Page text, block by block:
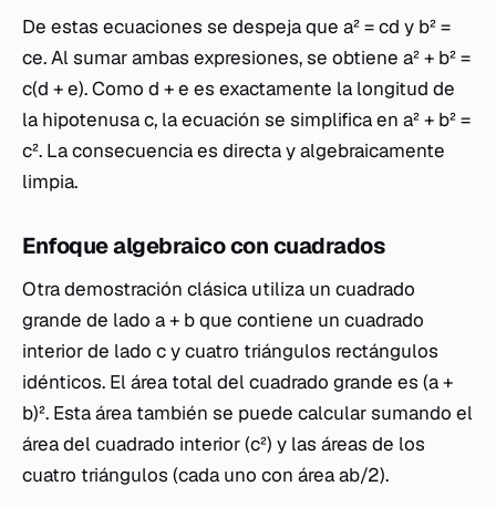
De estas ecuaciones se despeja que a² = cd y b² =
ce. Al sumar ambas expresiones, se obtiene a² + b² =
c(d + e). Como d + e es exactamente la longitud de
la hipotenusac, la ecuación se simplifica en a² + b² =
c². La consecuencia es directa y algebraicamente
limpia.
Enfoque algebraico con cuadrados
Otra demostración clásica utiliza un cuadrado
grande de lado a + bque contiene un cuadrado
interior de lado cy cuatro triángulos rectángulos
idénticos. El área total del cuadrado grande es (a +
b)². Esta área también se puede calcular sumando el
área del cuadrado interior (c²) y las áreas de los
cuatro triángulos (cada uno con áreaab/2).